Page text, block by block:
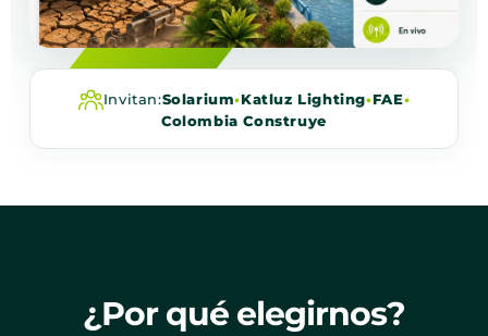
Invitan:Solarium•Katluz Lighting•FAE•
Colombia Construye
¿Por qué elegirnos?